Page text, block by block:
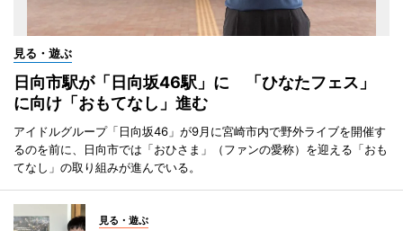
見る・遊ぶ
日向市駅が「日向坂46駅」に 「ひなたフェス」
に向け「おもてなし」進む
アイドルグループ「日向坂46」が9月に宮崎市内で野外ライブを開催す
るのを前に、日向市では「おひさま」（ファンの愛称）を迎える「おも
てなし」の取り組みが進んでいる。
見る・遊ぶ